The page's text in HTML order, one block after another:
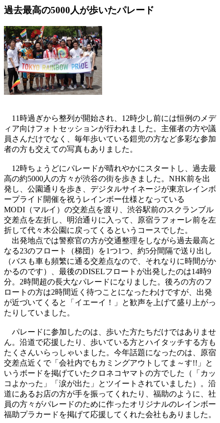
過去最高の5000人が歩いたパレード
11時過ぎから整列が開始され、12時少し前には恒例のメデ
ィア向けフォトセッションが行われました。主催者の方や議
員さんだけでなく、毎年歩いている鎧兜の方など多彩な参加
者の方も交えての写真もありました。
12時ちょうどにパレードが晴れやかにスタートし、過去最
高の約5000人の方々が渋谷の街を歩きました。NHK前を出
発し、公園通りを歩き、デジタルサイネージが東京レインボ
ープライド開催を祝うレインボー仕様となっている
MODI（マルイ）の交差点を渡り、渋谷駅前のスクランブル
交差点を左折し、明治通りに入って、原宿ラフォーレ前を左
折して代々木公園に戻ってくるというコースでした。
出発地点では警察官の方が交通整理をしながら過去最高と
なる23のフロート（梯団）を1つ1つ、約5分間隔で送り出し
（バスも車も頻繁に通る交差点なので、それなりに時間がか
かるのです）、最後のDISELフロートが出発したのは14時9
分。2時間超の長大なパレードになりました。後ろの方のフ
ロートの方は2時間近く待つことになったわけですが、出発
が近づいてくると「イエーイ！」と歓声を上げて盛り上がっ
たりしていました。
パレードに参加したのは、歩いた方たちだけではありませ
ん。沿道で応援したり、歩いている方とハイタッチする方も
たくさんいらっしゃいました。今年話題になったのは、原宿
交差点近くで「会社内でもカミングアウトしてま～す!!」と
いうボードを掲げていたクロネコヤマトの方でした（「カッ
コよかった」「涙が出た」とツイートされていました）。沿
道にあるお店の方が手を振ってくれたり、福助のように、社
員の方々がパレードのために作ったオリジナルのレインボー
福助プラカードを掲げて応援してくれた会社もありました。